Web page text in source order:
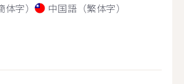
体字） 中国語（繁体字）